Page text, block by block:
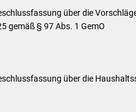
über die
gemäß § 97 Abs. 1 GemO
über die